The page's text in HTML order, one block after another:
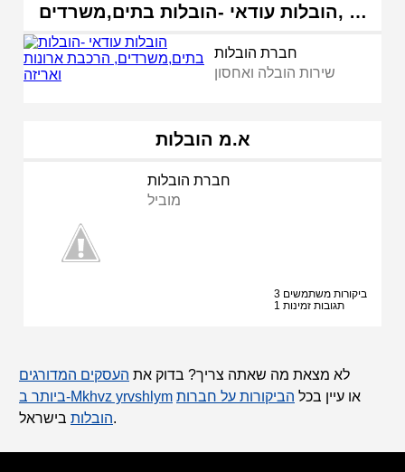
הובלות עודאי -הובלות בתים,משרדים, …
חברת הובלות
שירות הובלה ואחסון
א.מ הובלות
חברת הובלות
מוביל
3 ביקורות משתמשים
1 תגובות זמינות
לא מצאת מה שאתה צריך? בדוק את העסקים המדורגים
ביותר ב-Mkhvz yrvshlym
או עיין בכל הביקורות על חברות
הובלותבישראל.